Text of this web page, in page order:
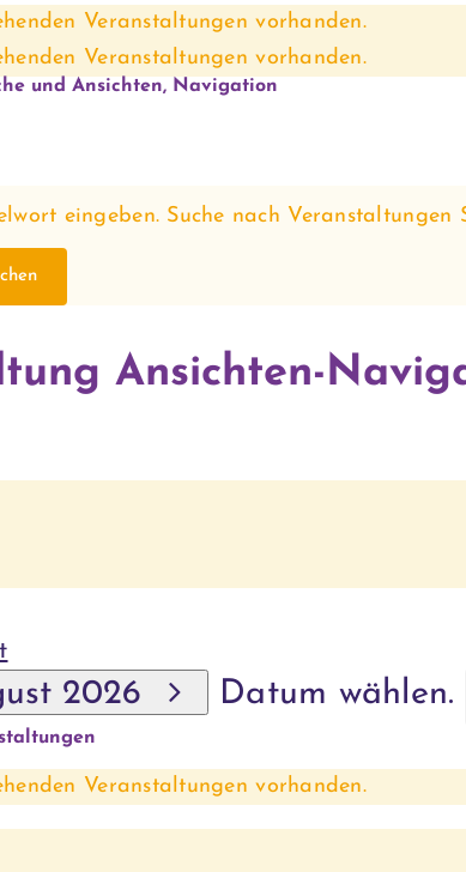
Veranstaltungen vorhanden.
Veranstaltungen vorhanden.
und Ansichten, Navigation
eingeben. Suche nach Veranstaltungen
Ansichten-
2026 Datum wählen.
Veranstaltungen vorhanden.